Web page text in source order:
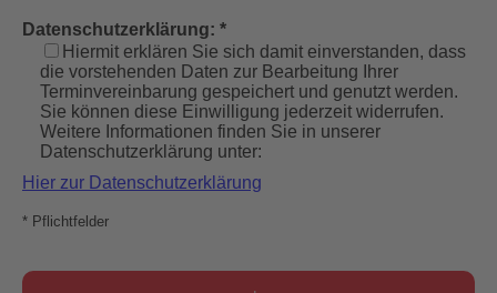
Datenschutzerklärung: *
Hiermit erklären Sie sich damit einverstanden, dass
die vorstehenden Daten zur Bearbeitung Ihrer
Terminvereinbarung gespeichert und genutzt werden.
Sie können diese Einwilligung jederzeit widerrufen.
Weitere Informationen finden Sie in unserer
Datenschutzerklärung unter:
Hier zur Datenschutzerklärung
* Pflichtfelder